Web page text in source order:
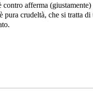
afferma (giustamente)
pura crudeltà, che si tratta di